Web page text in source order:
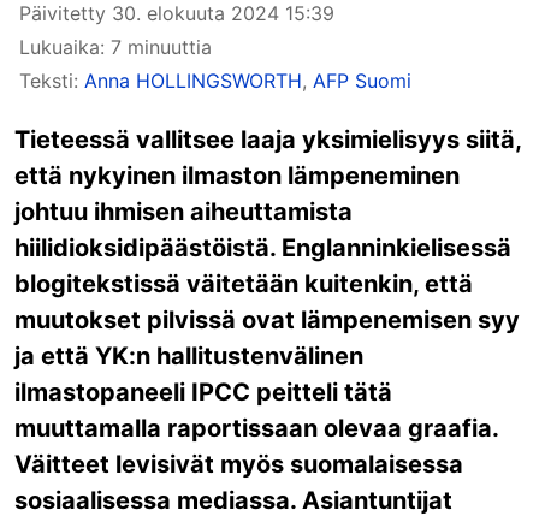
Päivitetty 30. elokuuta 2024 15:39
Lukuaika: 7 minuuttia
Teksti: Anna HOLLINGSWORTH, AFP Suomi
Tieteessä vallitsee laaja yksimielisyys siitä,
että nykyinen ilmaston lämpeneminen
johtuu ihmisen aiheuttamista
hiilidioksidipäästöistä. Englanninkielisessä
blogitekstissä väitetään kuitenkin, että
muutokset pilvissä ovat lämpenemisen syy
ja että YK:n hallitustenvälinen
ilmastopaneeli IPCC peitteli tätä
muuttamalla raportissaan olevaa graafia.
Väitteet levisivät myös suomalaisessa
sosiaalisessa mediassa. Asiantuntijat